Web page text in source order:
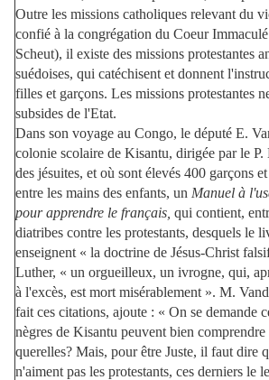
Outre les missions catholiques relevant du
confié à la congrégation du Coeur
Scheut), il existe des missions protestantes
suédoises, qui catéchisent et donnent
filles et garçons. Les missions protestantes
subsides de l'Etat.
Dans son voyage au Congo, le député E.
colonie scolaire de Kisantu, dirigée par le P.
des jésuites, et où sont élevés 400 garçons
entre les mains des enfants, un Manuel à
pour apprendre le français, qui contient,
diatribes contre les protestants, desquels le
enseignent « la doctrine de Jésus-Christ
Luther, « un orgueilleux, un ivrogne, qui,
à l'excès, est mort misérablement ». M.
fait ces citations, ajoute : « On se demande
nègres de Kisantu peuvent bien comprendre
querelles? Mais, pour être Juste, il faut dire
n'aiment pas les protestants, ces derniers le